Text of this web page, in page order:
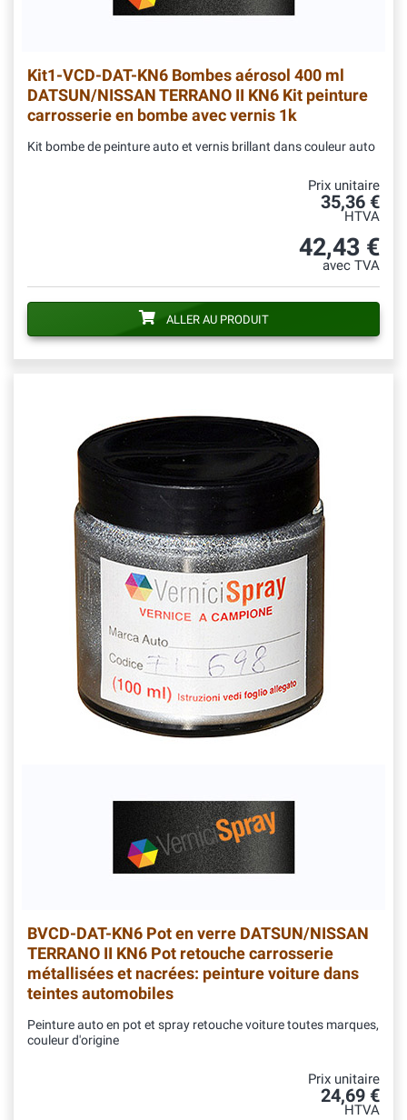
Kit1-VCD-DAT-KN6 Bombes aérosol 400 ml
DATSUN/NISSAN TERRANO II KN6 Kit peinture
carrosserie en bombe avec vernis 1k
Kit bombe de peinture auto et vernis brillant dans couleur auto
Prix unitaire
35,36 €
HTVA
42,43 €
avec TVA
ALLER AU PRODUIT
BVCD-DAT-KN6 Pot en verre DATSUN/NISSAN
TERRANO II KN6 Pot retouche carrosserie
métallisées et nacrées: peinture voiture dans
teintes automobiles
Peinture auto en pot et spray retouche voiture toutes marques,
couleur d'origine
Prix unitaire
24,69 €
HTVA